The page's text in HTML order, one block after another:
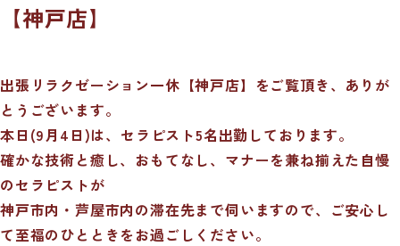
【神戸店】
出張リラクゼーション一休【神戸店】をご覧頂き、ありが
とうございます。
本日(9月4日)は、セラピスト5名出勤しております。
確かな技術と癒し、おもてなし、マナーを兼ね揃えた自慢
のセラピストが
神戸市内・芦屋市内の滞在先まで伺いますので、ご安心し
て至福のひとときをお過ごしください。